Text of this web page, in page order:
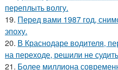
переплыть волгу.
19. Перед вами 1987 год,
эпоху.
20. В Краснодаре водителя,
на переходе, решили не
21. Более миллиона